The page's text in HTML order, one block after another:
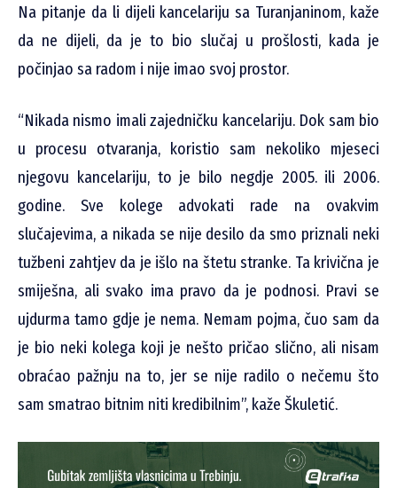
Na pitanje da li dijeli kancelariju sa Turanjaninom, kaže
da ne dijeli, da je to bio slučaj u prošlosti, kada je
počinjao sa radom i nije imao svoj prostor.
“Nikada nismo imali zajedničku kancelariju. Dok sam bio
u procesu otvaranja, koristio sam nekoliko mjeseci
njegovu kancelariju, to je bilo negdje 2005. ili 2006.
godine. Sve kolege advokati rade na ovakvim
slučajevima, a nikada se nije desilo da smo priznali neki
tužbeni zahtjev da je išlo na štetu stranke. Ta krivična je
smiješna, ali svako ima pravo da je podnosi. Pravi se
ujdurma tamo gdje je nema. Nemam pojma, čuo sam da
je bio neki kolega koji je nešto pričao slično, ali nisam
obraćao pažnju na to, jer se nije radilo o nečemu što
sam smatrao bitnim niti kredibilnim”, kaže Škuletić.